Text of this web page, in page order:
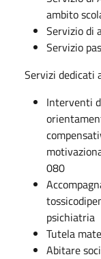
ambito
Servizio di
Servizio
Servizi dedicati
Interventi
080
psichiatria
Tutela
Abitare